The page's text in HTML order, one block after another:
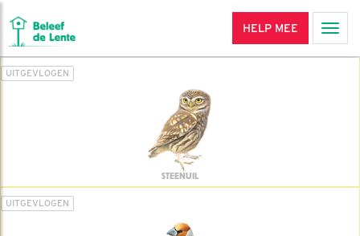
HELP MEE
UITGEVLOGEN
STEENUIL
UITGEVLOGEN